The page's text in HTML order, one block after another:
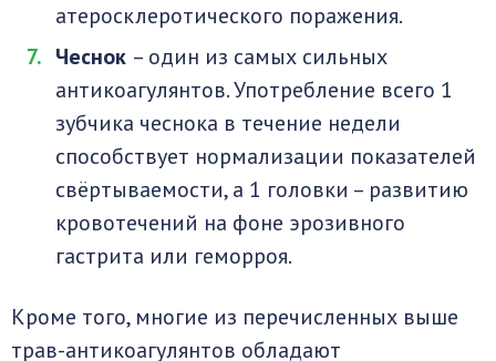
атеросклеротического поражения.
Чеснок – один из самых сильных
антикоагулянтов. Употребление всего 1
зубчика чеснока в течение недели
способствует нормализации показателей
свёртываемости, а 1 головки – развитию
кровотечений на фоне эрозивного
гастрита или геморроя.
Кроме того, многие из перечисленных выше
трав-антикоагулянтов обладают